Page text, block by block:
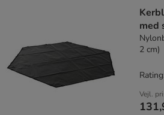
med
2 cm)
Vejl.